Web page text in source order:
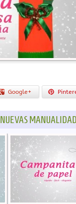
Google+
NUEVAS